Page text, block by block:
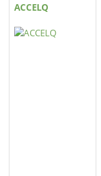
ACCELQ